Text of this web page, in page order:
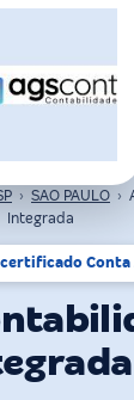
› SAO PAULO ›
Integrada
Conta